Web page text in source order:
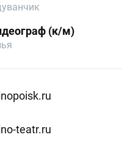
(к/м)
teatr.ru